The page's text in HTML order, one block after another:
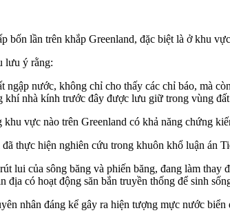
bốn lần trên khắp Greenland, đặc biệt là ở khu
lưu ý rằng:
nước, không chỉ cho thấy các chỉ báo, mà
nhà kính trước đây được lưu giữ trong vùng
vực nào trên Greenland có khả năng chứng
thực hiện nghiên cứu trong khuôn khổ luận án
lui của sông băng và phiến băng, đang làm
có hoạt động săn bắn truyền thống để sinh
nhân đáng kể gây ra hiện tượng mực nước